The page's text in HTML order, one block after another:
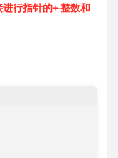
行指针的+-整数和